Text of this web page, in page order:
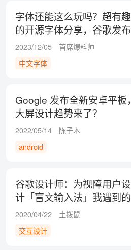
字体还能这么玩吗？超有趣
的开源字体分享，谷歌发布
Wavefont 和 Linefont
2023/12/05
首席爆料师
中文字体
Google 发布全新安卓平板，
大屏设计趋势来了？
2022/05/14
陈子木
android
谷歌设计师：为视障用户设
计「盲文输入法」我遇到的
挑战
2020/04/22
土拨鼠
交互设计